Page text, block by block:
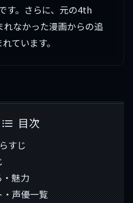
す。さらに、元の4th
なかった漫画からの追
ています。
目次
すじ
魅力
声優一覧